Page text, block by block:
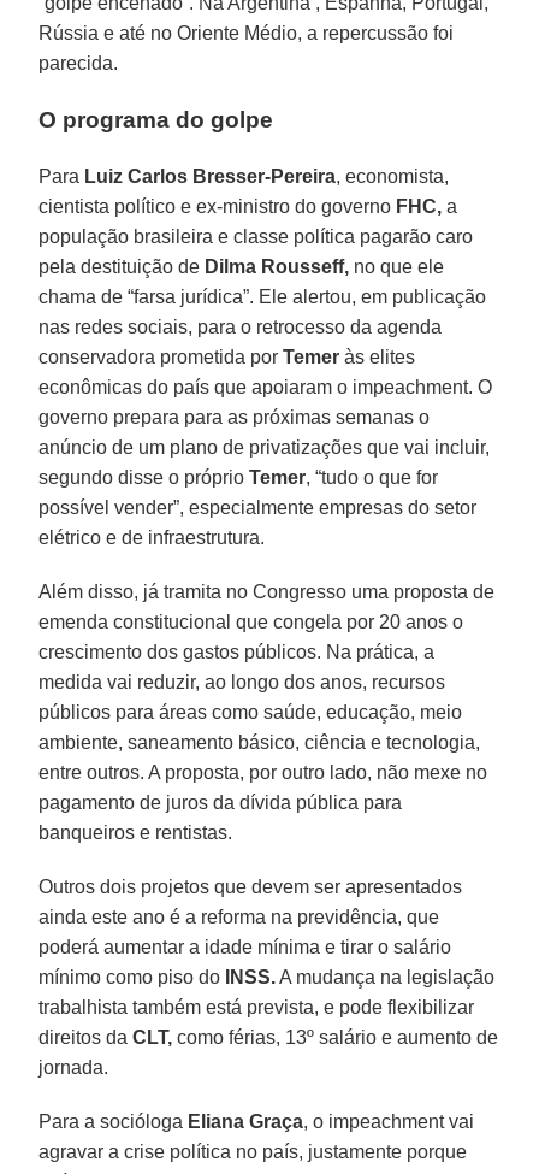
Rússia e até no Oriente Médio, a repercussão foi
parecida.
O programa do golpe
Para Luiz Carlos Bresser-Pereira, economista,
cientista político e ex-ministro do governo FHC, a
população brasileira e classe política pagarão caro
pela destituição de Dilma Rousseff, no que ele
chama de “farsa jurídica”. Ele alertou, em publicação
nas redes sociais, para o retrocesso da agenda
conservadora prometida porTemer às elites
econômicas do país que apoiaram o impeachment. O
governo prepara para as próximas semanas o
anúncio de um plano de privatizações que vai incluir,
segundo disse o próprioTemer, “tudo o que for
possível vender”, especialmente empresas do setor
elétrico e de infraestrutura.
Além disso, já tramita no Congresso uma proposta de
emenda constitucional que congela por 20 anos o
crescimento dos gastos públicos. Na prática, a
medida vai reduzir, ao longo dos anos, recursos
públicos para áreas como saúde, educação, meio
ambiente, saneamento básico, ciência e tecnologia,
entre outros. A proposta, por outro lado, não mexe no
pagamento de juros da dívida pública para
banqueiros e rentistas.
Outros dois projetos que devem ser apresentados
ainda este ano é a reforma na previdência, que
poderá aumentar a idade mínima e tirar o salário
mínimo como piso do
INSS.A mudança na legislação
trabalhista também está prevista, e pode flexibilizar
direitos daCLT, como férias, 13º salário e aumento de
jornada.
Para a socióloga Eliana Graça, o impeachment vai
agravar a crise política no país, justamente porque